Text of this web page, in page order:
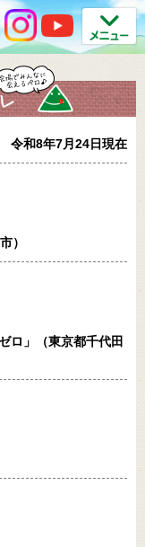
令和8年7月24日現在
）
ロ」（東京都千代田